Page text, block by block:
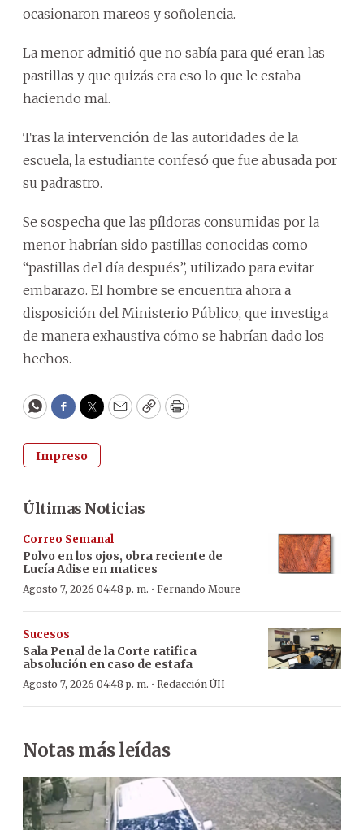
ocasionaron mareos y soñolencia.
La menor admitió que no sabía para qué eran las
pastillas y que quizás era eso lo que le estaba
haciendo mal.
Tras la intervención de las autoridades de la
escuela, la estudiante confesó que fue abusada por
su padrastro.
Se sospecha que las píldoras consumidas por la
menor habrían sido pastillas conocidas como
“pastillas del día después”, utilizado para evitar
embarazo. El hombre se encuentra ahora a
disposición del Ministerio Público, que investiga
de manera exhaustiva cómo se habrían dado los
hechos.
WhatsApp
Facebook
Twitter
EmailCopyPrint
Impreso
Últimas Noticias
Correo Semanal
Polvo en los ojos, obra reciente de
Lucía Adise en matices
Agosto 7, 2026 04:48 p. m. · Fernando Moure
Sucesos
Sala Penal de la Corte ratifica
absolución en caso de estafa
Agosto 7, 2026 04:48 p. m. · Redacción ÚH
Notas más leídas